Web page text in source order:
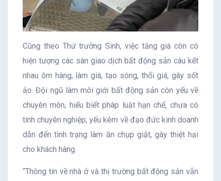
Cũng theo Thứ trưởng Sinh, việc tăng giá còn có
hiện tượng các sàn giao dịch bất động sản câu kết
nhau ôm hàng, làm giá, tạo sóng, thổi giá, gây sốt
ảo. Đội ngũ làm môi giới bất động sản còn yếu về
chuyên môn, hiểu biết pháp luật hạn chế, chưa có
tính chuyên nghiệp, yếu kém về đạo đức kinh doanh
dẫn đến tình trạng làm ăn chụp giật, gây thiệt hại
cho khách hàng.
“Thông tin về nhà ở và thị trường bất động sản vẫn